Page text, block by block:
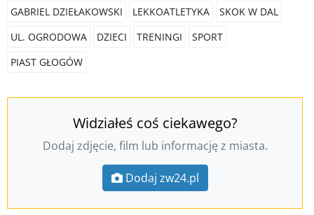
GABRIEL DZIEŁAKOWSKI
LEKKOATLETYKA
SKOK W DAL
UL. OGRODOWA
DZIECI TRENINGI
SPORT
PIAST GŁOGÓW
Widziałeś coś ciekawego?
Dodaj zdjęcie, film lub informację z miasta.
Dodaj zw24.pl